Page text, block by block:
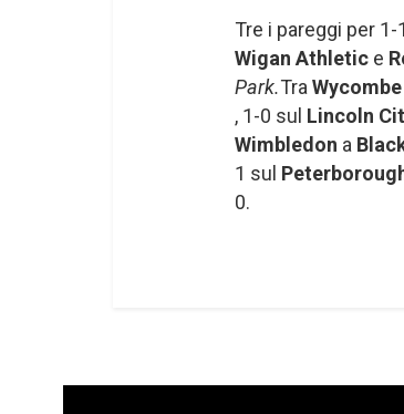
Tre i pareggi per 1-
Wigan Athletic e
Park.TraWycombe
, 1-0 sul Lincoln
Wimbledon a
1 sul
0.